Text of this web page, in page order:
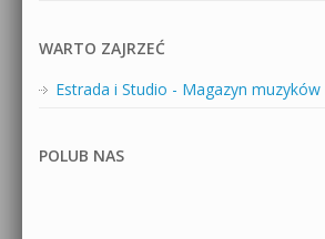
WARTO ZAJRZEĆ
Estrada i Studio - Magazyn
POLUB NAS